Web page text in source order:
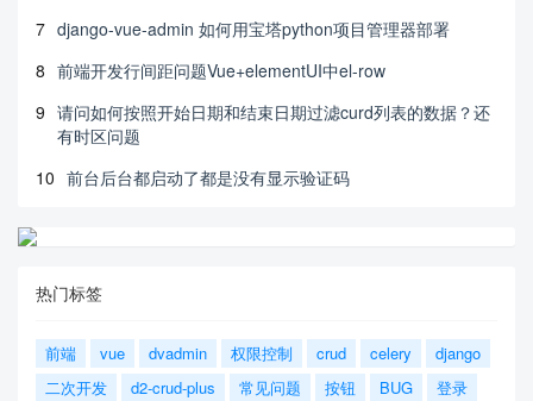
7 django-vue-admin 如何用宝塔python项目管理器部署
8 前端开发行间距问题Vue+elementUI中el-row
9 请问如何按照开始日期和结束日期过滤curd列表的数据？还
有时区问题
10 前台后台都启动了都是没有显示验证码
热门标签
前端 vue dvadmin 权限控制 crud celery
django
二次开发
d2-crud-plus 常见问题 按钮 BUG
登录